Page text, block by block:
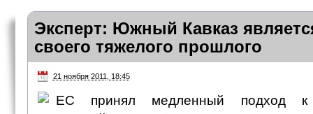
Эксперт: Южный Кавказ
своего тяжелого прошлого
21 ноября 2011, 18:45
ЕС принял медленный подход к